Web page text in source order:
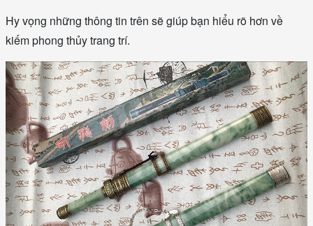
Hy vọng những thông tin trên sẽ giúp bạn hiểu rõ hơn về
kiếm phong thủy trang trí.